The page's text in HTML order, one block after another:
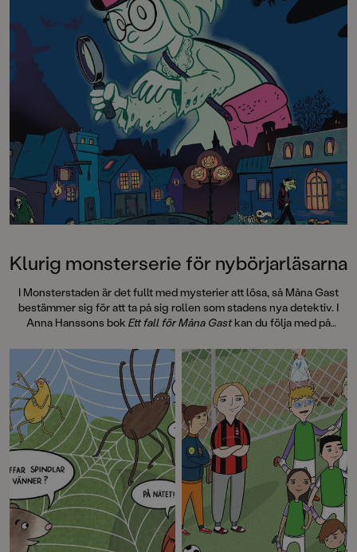
Almas
med
Varför vill ingen
hamnade där? Ju
desto tydligare blir
mörker döljer sig
somriga idyllen på
grottan är en
berättelse om att
vänskap och svek.
monstret som lurar
inte duga.
Klurig monsterserie för nybörjarläsarna
I Monsterstaden är det fullt med mysterier att lösa, så Måna Gast
bestämmer sig för att ta på sig rollen som stadens nya detektiv. I
Anna Hanssons bok Ett fall för Måna Gastkan du följa med på
här är den första boken i serien Mysterier i Monsterstaden, med
illustrationer av Gustaf Lord.